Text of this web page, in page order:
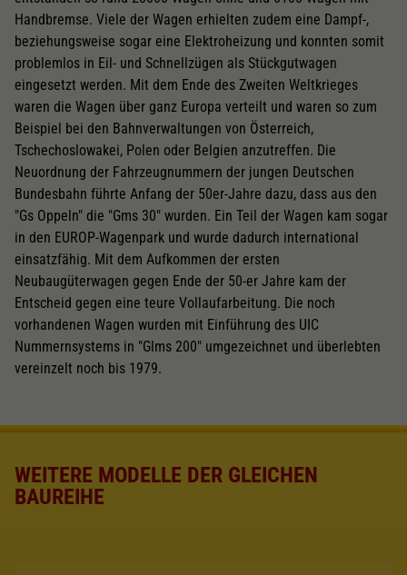
Handbremse. Viele der Wagen erhielten zudem eine Dampf-,
beziehungsweise sogar eine Elektroheizung und konnten somit
problemlos in Eil- und Schnellzügen als Stückgutwagen
eingesetzt werden. Mit dem Ende des Zweiten Weltkrieges
waren die Wagen über ganz Europa verteilt und waren so zum
Beispiel bei den Bahnverwaltungen von Österreich,
Tschechoslowakei, Polen oder Belgien anzutreffen. Die
Neuordnung der Fahrzeugnummern der jungen Deutschen
Bundesbahn führte Anfang der 50er-Jahre dazu, dass aus den
"Gs Oppeln" die "Gms 30" wurden. Ein Teil der Wagen kam sogar
in den EUROP-Wagenpark und wurde dadurch international
einsatzfähig. Mit dem Aufkommen der ersten
Neubaugüterwagen gegen Ende der 50-er Jahre kam der
Entscheid gegen eine teure Vollaufarbeitung. Die noch
vorhandenen Wagen wurden mit Einführung des UIC
Nummernsystems in "Glms 200" umgezeichnet und überlebten
vereinzelt noch bis 1979.
WEITERE MODELLE DER GLEICHEN
BAUREIHE